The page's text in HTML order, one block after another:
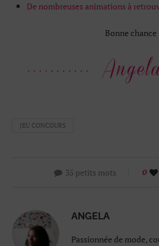
De nombreuses animations à
Bonne chance
JEU CONCOURS
35 petits mots 0
ANGELA
Passionnée de mode,